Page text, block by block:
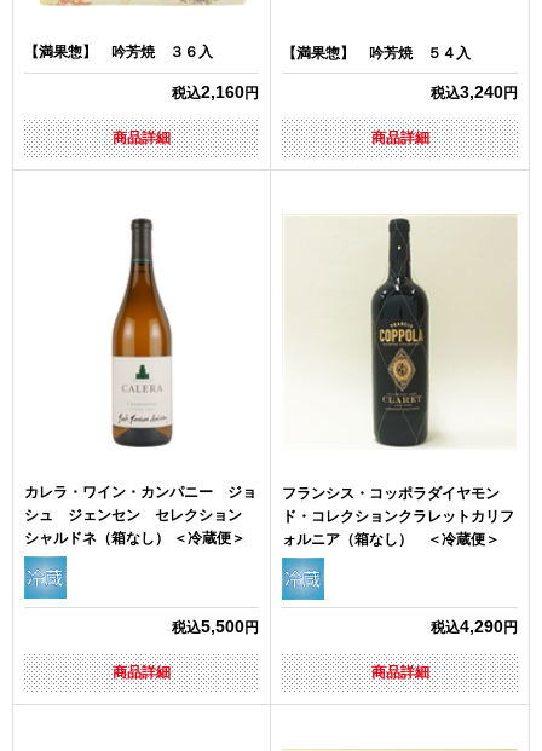
【満果惣】 吟芳焼 ３６入
税込2,160円
商品詳細
【満果惣】 吟芳焼 ５４入
税込3,240円
商品詳細
カレラ・ワイン・カンパニー ジョ
シュ ジェンセン セレクション
シャルドネ（箱なし） ＜冷蔵便＞
税込5,500円
商品詳細
フランシス・コッポラダイヤモン
ド・コレクションクラレットカリフ
ォルニア（箱なし） ＜冷蔵便＞
税込4,290円
商品詳細